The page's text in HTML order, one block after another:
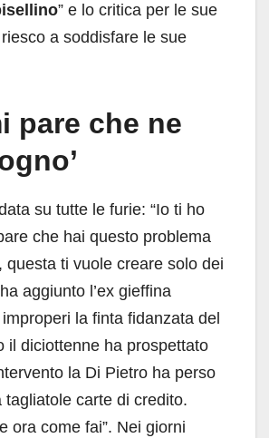
” e lo critica per le sue
a soddisfare le sue
pare che ne
su tutte le furie: “Io ti ho
che hai questo problema
questa ti vuole creare solo dei
aggiunto l’ex gieffina
la finta fidanzata del
il diciottenne ha prospettato
la Di Pietro ha perso
tagliatole carte di credito.
ora come fai”. Nei giorni